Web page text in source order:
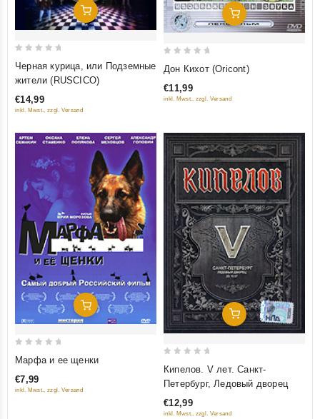
Добавить В Корзину
out
5
Черная курица, или Подземные
жители (RUSCICO)
€14,99
inkl. Mwst., zzgl. Versand
Добавить В Корзину
out
of
Дон Кихот (Oricont)
€11,99
inkl. Mwst., zzgl. Versand
Добавить В Корзину
out
of
Марфа и ее щенки
€7,99
inkl. Mwst., zzgl. Versand
Добавить В Корзину
5
Кипелов. V лет. Санкт-
Петербург, Ледовый дворец
€12,99
inkl. Mwst., zzgl. Versand